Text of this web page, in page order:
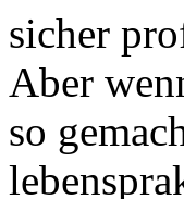
sicher
Aber
so